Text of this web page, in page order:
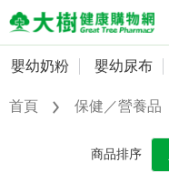
嬰幼奶粉
會員資料及密碼修改
嬰幼奶粉 嬰幼尿布
首頁 保健／營養品
商品排序